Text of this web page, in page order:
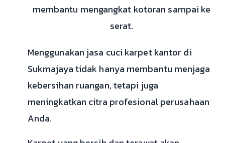
membantu mengangkat kotoran sampai ke
serat.
Menggunakan jasa cuci karpet kantor di
Sukmajaya tidak hanya membantu menjaga
kebersihan ruangan, tetapi juga
meningkatkan citra profesional perusahaan
Anda.